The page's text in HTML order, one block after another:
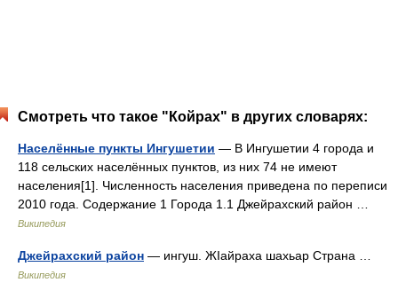
Смотреть что такое "Койрах" в других словарях:
Населённые пункты Ингушетии — В Ингушетии 4 города и
118 сельских населённых пунктов, из них 74 не имеют
населения[1]. Численность населения приведена по переписи
2010 года. Содержание 1 Города 1.1 Джейрахский район …
Википедия
Джейрахский район — ингуш. ЖIайраха шахьар Страна …
Википедия